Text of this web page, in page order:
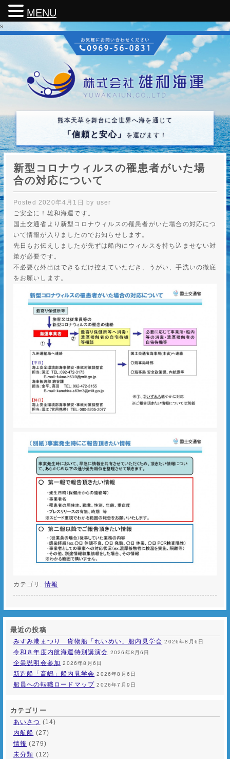
s
熊本天草を舞台に全世界へ海を通じて
「信頼と安心」 を運びます！
新型コロナウィルスの罹患者がいた場
合の対応について
Posted2020年4月1日 by user
ご安全に！雄和海運です。
国土交通省より新型コロナウィルスの罹患者がいた場合の対応につ
いて情報が入りましたのでお知らせします。
先日もお伝えしましたが先ずは船内にウィルスを持ち込ませない対
策が必要です。
不必要な外出はできるだけ控えていただき、うがい、手洗いの徹底
をお願いします。
カテゴリ:情報
最近の投稿
みすみ港まつり 貨物船「れいめい」船内見学会 2026年8月6日
令和８年度内航海運特別講演会 2026年8月6日
企業説明会参加 2026年8月6日
新造船「高嶋」船内見学会 2026年8月6日
船員への転職ロードマップ 2026年7月9日
カテゴリー
あいさつ (14)
内航船 (27)
情報 (279)
未分類 (12)
MENU